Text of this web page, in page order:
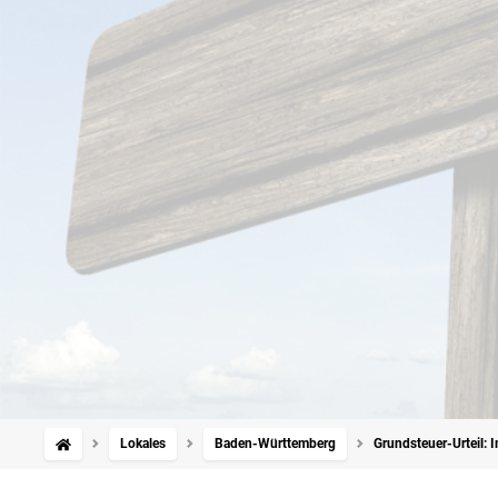
Lokales Baden-Württemberg Grundsteuer-Urteil: